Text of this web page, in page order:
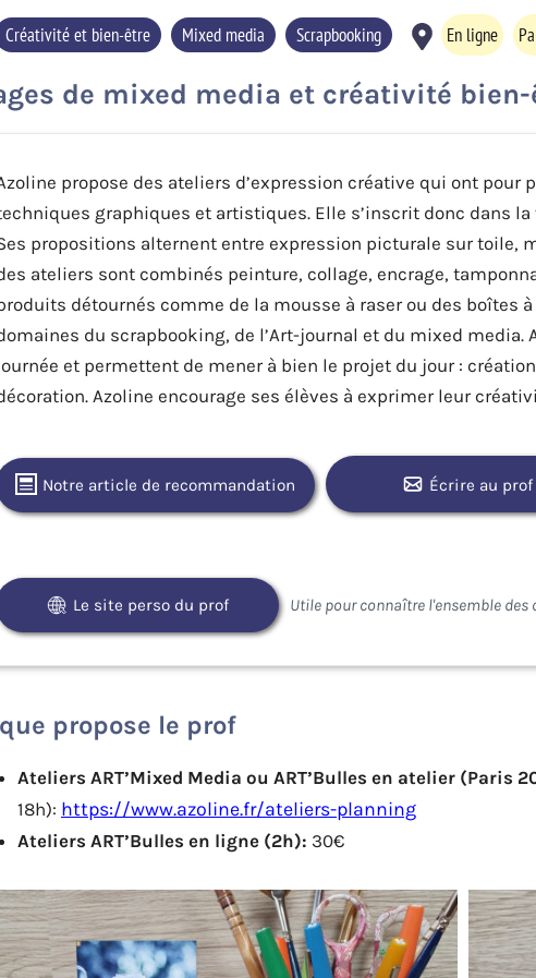
Créativité et bien-être Mixed media Scrapbooking En ligne
de mixed media et créativité bien-
propose des ateliers d’expression créative qui ont
graphiques et artistiques. Elle s’inscrit donc dans
propositions alternent entre expression picturale sur toile,
ateliers sont combinés peinture, collage, encrage,
détournés comme de la mousse à raser ou des boîtes
du scrapbooking, de l’Art-journal et du mixed media.
et permettent de mener à bien le projet du jour :
Azoline encourage ses élèves à exprimer leur
Notre article de recommandation Écrire au prof
Le site perso du prof
propose le prof
Ateliers ART’Mixed Media ou ART’Bulles en atelier (Paris
18h): https://www.azoline.fr/ateliers-planning
Ateliers ART’Bulles en ligne (2h): 30€